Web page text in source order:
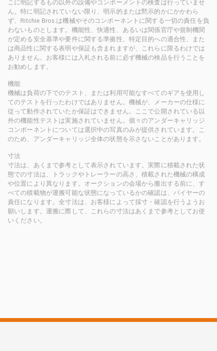
こに明記するもの以外の設備やコンポーメントの検査は行っていませ
ん。特に明記されていない限り、明示的または黙示的かにかかわら
ず、Ritchie Bros.は機械やそのコンポーネントに関する一切の責任を負
わないものとします。機能性、快適性、あるいは関係官庁や規制機関
が定める安全基準や要件に関する準拠性、特定目的への適合性、また
は商品性に関する表明や保証も含まれますが、これらに限るわけでは
ありません。お客様には入札される前に必ず機械の検品を行うことを
お勧めします。
機能
機械は負荷の下でのテスト、または利用可能なすべてのギアを使用し
てのテストを行ったわけではありません。機械が、メーカーの仕様に
従って動作されていたか保証はできません。ここで公開されている以
外の機能性テストは実施されていません。個々のアンダーキャリッジ
コンポーネントについては選択中の写真のみが提供されています。こ
のため、アンダーキャリッジ全体の状態を示さないことがあります。
寸法
寸法は、あくまで参考として表示されています。実際に積載された状
態での寸法は、トラックやトレーラーの高さ、積載された機械の構成
や位置により異なります。オークションの会場から搬出する前に、す
べての積載物が運搬可能な状態になっているかの確認は、バイヤーの
責任になります。全寸法は、お客様によって採寸・確認を行うようお
願いします。運搬に際して、これらの寸法はあくまで参考としてお使
いください。